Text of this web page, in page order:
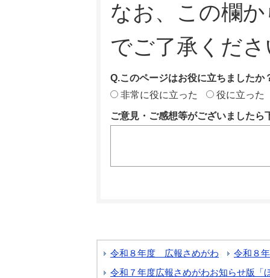
なお、この欄
でご了承くだ
Q.このページはお役に立ちましたか
非常に役に立った
役に立った
ご意見・ご感想等がございましたら
令和８年度 広報さめがわ
令和８
令和７年度広報さめがわお知らせ版「